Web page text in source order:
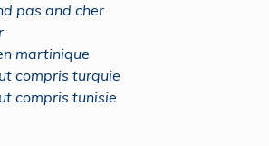
pas and cher
martinique
compris turquie
compris tunisie